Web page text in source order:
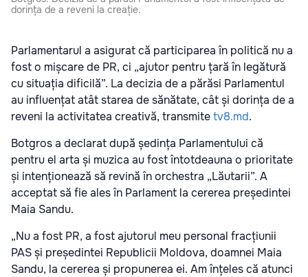
dorința de a reveni la creație.
Parlamentarul a asigurat că participarea în politică nu a
fost o mișcare de PR, ci „ajutor pentru țară în legătură
cu situația dificilă”. La decizia de a părăsi Parlamentul
au influențat atât starea de sănătate, cât și dorința de a
reveni la activitatea creativă, transmitetv8.md.
Botgros a declarat după ședința Parlamentului că
pentru el arta și muzica au fost întotdeauna o prioritate
și intenționează să revină în orchestra „Lăutarii”. A
acceptat să fie ales în Parlament la cererea președintei
Maia Sandu.
„Nu a fost PR, a fost ajutorul meu personal fracțiunii
PAS și președintei Republicii Moldova, doamnei Maia
Sandu, la cererea și propunerea ei. Am înțeles că atunci